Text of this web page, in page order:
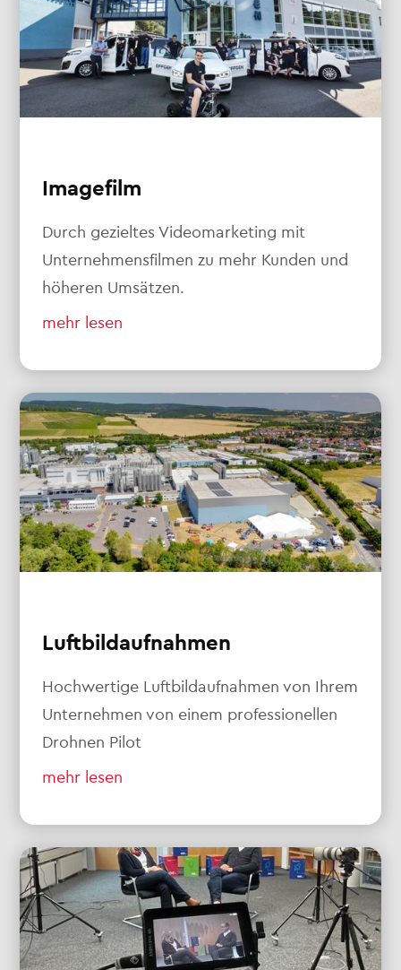
Imagefilm
Durch gezieltes Videomarketing mit
Unternehmensfilmen zu mehr Kunden und
höheren Umsätzen.
mehr lesen
Luftbildaufnahmen
Hochwertige Luftbildaufnahmen von Ihrem
Unternehmen von einem professionellen
Drohnen Pilot
mehr lesen